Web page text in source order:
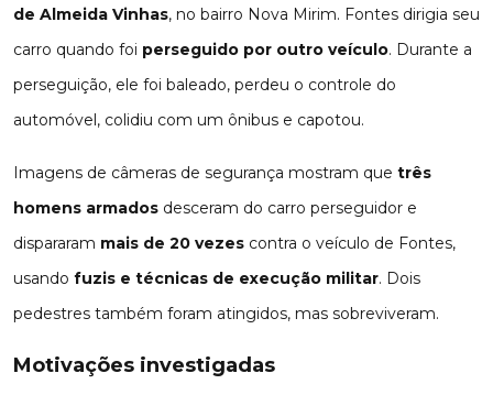
de Almeida Vinhas, no bairro Nova Mirim. Fontes dirigia seu
carro quando foi perseguido por outro veículo. Durante a
perseguição, ele foi baleado, perdeu o controle do
automóvel, colidiu com um ônibus e capotou.
Imagens de câmeras de segurança mostram que três
homens armados desceram do carro perseguidor e
dispararam mais de 20 vezes contra o veículo de Fontes,
usando fuzis e técnicas de execução militar. Dois
pedestres também foram atingidos, mas sobreviveram.
Motivações investigadas